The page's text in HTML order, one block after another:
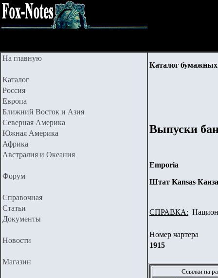
На главную
Каталог
Россия
Европа
Ближний Восток и Азия
Северная Америка
Южная Америка
Африка
Австралия и Океания
Форум
Справочная
Статьи
Документы
Новости
Магазин
Каталог
Выпуски
Emporia
Штат Kansas
СПРАВКА:
Номер чартера
1915
Ссылки на